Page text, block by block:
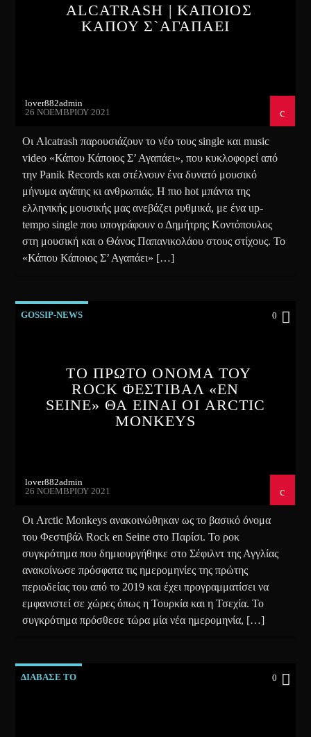
ALCATRASH | ΚΑΠΟΙΟΣ
ΚΑΠΟΥ Σ`ΑΓΑΠΑΕΙ
lover882admin
26 ΝΟΕΜΒΡΊΟΥ 2021
Οι Alcatrash παρουσιάζουν το νέο τους single και music
video «Κάπου Κάποιος Σ’ Αγαπάει», που κυκλοφορεί από
την Panik Records και στέλνουν ένα δυνατό μουσικό
μήνυμα αγάπης κι ανθρωπιάς. Η πιο hot μπάντα της
ελληνικής μουσικής μας ανεβάζει ρυθμικά, με ένα up-
tempo single που υπογράφουν ο Δημήτρης Κοντόπουλος
στη μουσική και ο Θάνος Παπανικολάου στους στίχους. Το
«Κάπου Κάποιος Σ’ Αγαπάει» […]
GOSSIP-NEWS 0
ΤΟ ΠΡΩΤΟ ΟΝΟΜΑ ΤΟΥ
ROCK ΦΕΣΤΙΒΑΛ «EN
SEINE» ΘΑ ΕΙΝΑΙ ΟΙ ARCTIC
MONKEYS
lover882admin
26 ΝΟΕΜΒΡΊΟΥ 2021
Οι Arctic Monkeys ανακοινώθηκαν ως το βασικό όνομα
του Φεστιβάλ Rock en Seine στο Παρίσι. Το ροκ
συγκρότημα που δημιουργήθηκε στο Σέφιλντ της Αγγλίας
ανακοίνωσε πρόσφατα τις ημερομηνίες της πρώτης
περιοδείας του από το 2019 και έχει προγραμματίσει να
εμφανιστεί σε χώρες όπως η Τουρκία και η Τσεχία. Το
συγκρότημα πρόσθεσε τώρα μία νέα ημερομηνία, […]
ΔΙΑΒΑΣΕ ΤΟ 0